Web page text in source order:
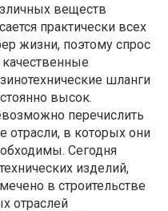
веществ
практически всех
жизни, поэтому спрос
качественные
шланги
высок.
перечислить
отрасли, в которых они
Сегодня
изделий,
в строительстве
отраслей